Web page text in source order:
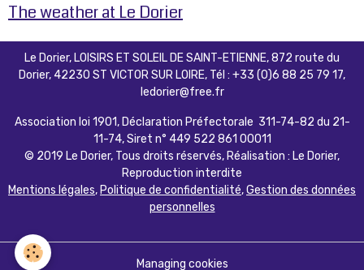
The weather at Le Dorier
Le Dorier, LOISIRS ET SOLEIL DE SAINT-ETIENNE, 872 route du
Dorier, 42230 ST VICTOR SUR LOIRE, Tél : +33 (0)6 88 25 79 17,
ledorier@free.fr
Association loi 1901, Déclaration Préfectorale 311-74-82 du 21-
11-74, Siret n° 449 522 861 00011
© 2019 Le Dorier, Tous droits réservés, Réalisation : Le Dorier,
Reproduction interdite
Mentions légales,Politique de confidentialité,Gestion des données
personnelles
Managing cookies